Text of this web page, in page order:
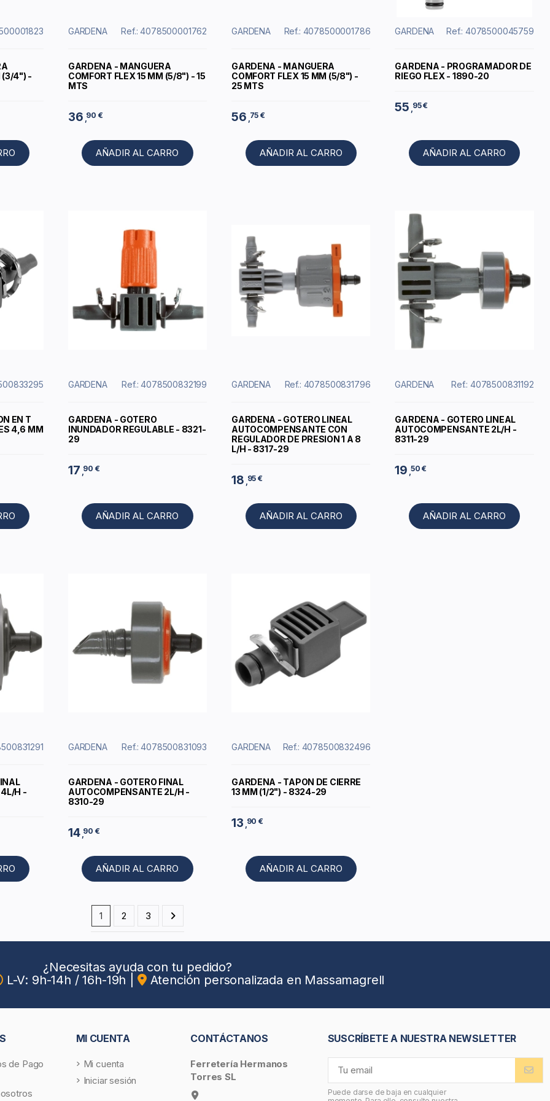
(3/4") -
GARDENA Ref.: 4078500001762
GARDENA - MANGUERA
COMFORT FLEX 15 MM (5/8") - 15
MTS
36 ,90 €
AÑADIR AL CARRO
GARDENA Ref.: 4078500001786
GARDENA - MANGUERA
COMFORT FLEX 15 MM (5/8") -
25 MTS
56 ,75 €
AÑADIR AL CARRO
GARDENA Ref.: 4078500045759
GARDENA - PROGRAMADOR DE
RIEGO FLEX - 1890-20
55 ,95 €
AÑADIR AL CARRO
EN T
4,6 MM
GARDENA Ref.: 4078500832199
GARDENA - GOTERO
INUNDADOR REGULABLE - 8321-
29
17 ,90 €
AÑADIR AL CARRO
GARDENA Ref.: 4078500831796
GARDENA - GOTERO LINEAL
AUTOCOMPENSANTE CON
REGULADOR DE PRESION 1 A 8
L/H - 8317-29
18 95 €
AÑADIR AL CARRO
GARDENA Ref.: 4078500831192
GARDENA - GOTERO LINEAL
AUTOCOMPENSANTE 2L/H -
8311-29
19 ,50 €
AÑADIR AL CARRO
H -
GARDENA Ref.: 4078500831093
GARDENA - GOTERO FINAL
AUTOCOMPENSANTE 2L/H -
8310-29
14 ,90 €
AÑADIR AL CARRO
GARDENA Ref.: 4078500832496
GARDENA - TAPON DE CIERRE
13 MM (1/2") - 8324-29
13 90 €
AÑADIR AL CARRO
1 2 3
¿Necesitas ayuda con tu pedido?
L-V: 9h-14h / 16h-19h
Atención personalizada en Massamagrell
de Pago
MI CUENTA
Mi cuenta
Iniciar sesión
CONTÁCTANOS
Ferretería Hermanos
Torres SL
SUSCRÍBETE A NUESTRA NEWSLETTER
Puede darse de baja en cualquier